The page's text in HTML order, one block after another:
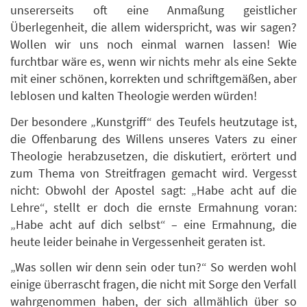
unsererseits oft eine Anmaßung geistlicher
Überlegenheit, die allem widerspricht, was wir sagen?
Wollen wir uns noch einmal warnen lassen! Wie
furchtbar wäre es, wenn wir nichts mehr als eine Sekte
mit einer schönen, korrekten und schriftgemäßen, aber
leblosen und kalten Theologie werden würden!
Der besondere „Kunstgriff“ des Teufels heutzutage ist,
die Offenbarung des Willens unseres Vaters zu einer
Theologie herabzusetzen, die diskutiert, erörtert und
zum Thema von Streitfragen gemacht wird. Vergesst
nicht: Obwohl der Apostel sagt: „Habe acht auf die
Lehre“, stellt er doch die ernste Ermahnung voran:
„Habe acht auf dich selbst“ – eine Ermahnung, die
heute leider beinahe in Vergessenheit geraten ist.
„Was sollen wir denn sein oder tun?“ So werden wohl
einige überrascht fragen, die nicht mit Sorge den Verfall
wahrgenommen haben, der sich allmählich über so